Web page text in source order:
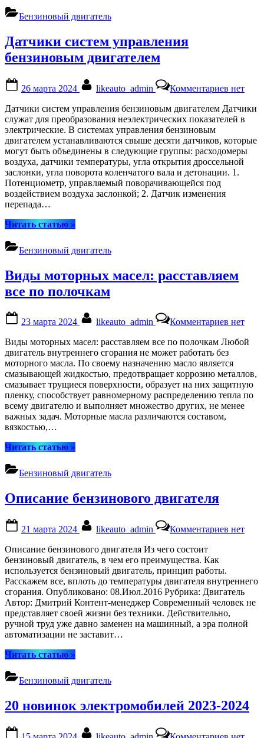
эксплуатация
ремонт”
Бензиновый двигатель
Датчики систем управления
бензиновым двигателем
on
26 марта 2024 likeauto_admin Комментариевзаписи
Датчики
систем
нет
Датчики систем управления бензиновым двигателем Датчики
служат для преобразования неэлектрических показателей в
электрические. В системах управления бензиновым
двигателем устанавливаются свыше десяти датчиков, которые
могут быть объединены в следующие группы: расходомеры
воздуха, датчики температуры, угла открытия дроссельной
заслонки, угла поворота коленчатого вала и детонации. 1.
Потенциометр, управляемый поворачивающейся под
воздействием воздуха заслонкой; 2. Датчик изменения
перепада…
Читать статью“Датчики
бензиновым
»
Бензиновый двигатель
Виды моторных масел: расставляем
все по полочкам
on
23 марта 2024 likeauto_admin Комментариевзаписи
Виды
масел:
все
по
нет
Виды моторных масел: расставляем все по полочкам Любой
двигатель внутреннего сгорания не может работать без
моторного масла. По своему назначению масло является
смазывающей жидкостью, предотвращает коррозию металлов,
смазывает трущиеся поверхности, образует на них защитную
пленку, способствует равномерному распределению тепла по
всему двигателю и выполняет множество других, не менее
важных задач. Моторные масла различаются составом,
вязкостью,…
Читать статью“Виды
расставляем
по
»
Бензиновый двигатель
Описание бензинового двигателя
on
21 марта 2024 likeauto_admin Комментариевзаписи
нет
Описание бензинового двигателя Из чего состоит
бензиновый двигатель, в чем его преимущества. Как
используется бензиновый двигатель, принцип работы.
Расскажем все, вплоть до температуры двигателя внутреннего
сгорания. Опубликовано: 08.Июл.2016 Рубрика: Двигатель
Автор: Дмитрий Контент-менеджер Современный человек не
представляет своей жизни без техники. Действительно,
ручной труд уже давно заменен на машинный, а эра полной
автоматизации не заставит…
Читать статью“Описание
»
Бензиновый двигатель
20 новинок электромобилей 2023-2024